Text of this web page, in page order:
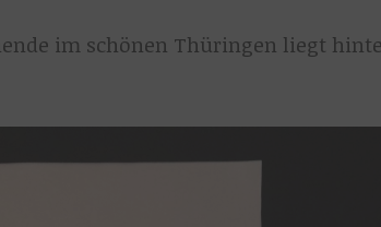
im schönen Thüringen liegt